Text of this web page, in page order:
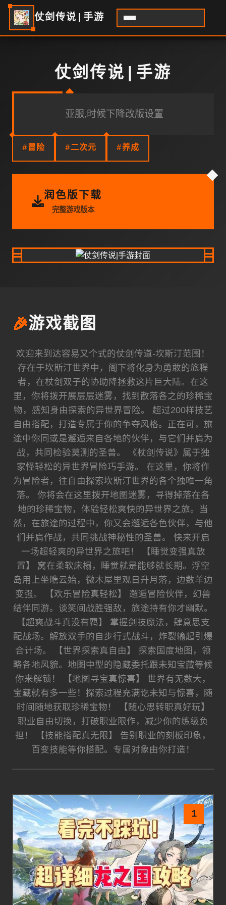
仗剑传说|手游
仗剑传说|手游
亚服,时候下降改版设置
#冒险 #二次元 #养成
润色版下载
完整游戏版本
🎉游戏截图
欢迎来到达容易又个式的仗剑传道-坎斯汀范围！
存在于坎斯汀世界中，阁下将化身为勇敢的旅程
者，在杖剑双子的协助降拯救这片巨大陆。在这
里，你将拨开展层层迷雾，找到散落各之的珍稀宝
物，感知身由探索的异世界冒险。 超过200样技艺
自由搭配，打造专属于你的争夺风格。正在可，旅
途中你同或是邂逅来自各地的伙伴，与它们并肩为
战，共同检验莫测的圣兽。 《杖剑传说》属于独
家怪轻松的异世界冒险巧手游。 在这里，你将作
为冒险者，往自由探索坎斯汀世界的各个独唯一角
落。 你将会在这里拨开地图迷雾，寻得掉落在各
地的珍稀宝物，体验轻松爽快的异世界之旅。当
然，在旅途的过程中，你又会邂逅各色伙伴，与他
们并肩作战，共同挑战神秘性的圣兽。 快来开启
一场超轻爽的异世界之旅吧！ 【睡觉变强真放
置】 窝在柔软床榻，睡觉就是能够就长期。浮空
岛用上坐瞧云始，微木屋里观日升月落，边数羊边
变强。 【欢乐冒险真轻松】 邂逅冒险伙伴，幻兽
结伴同游。谈笑间战胜强敌，旅途持有你才幽默。
【超爽战斗真没有羁】 掌握剑技魔法，肆意思支
配战场。解放双手的自步行式战斗，炸裂输起引爆
合计场。 【世界探索真自由】 探索国度地图，领
略各地风貌。地图中型的隐藏委托跟未知宝藏等候
你来解锁！ 【地图寻宝真惊喜】 世界有无数大，
宝藏就有多一些！探索过程充满讫未知与惊喜，随
时间随地获取珍稀宝物！ 【随心思转职真好玩】
职业自由切换，打破职业限作，减少你的练级负
担！ 【技能搭配真无限】 告别职业的刻板印象，
百变技能等你搭配。专属对象由你打造！
1